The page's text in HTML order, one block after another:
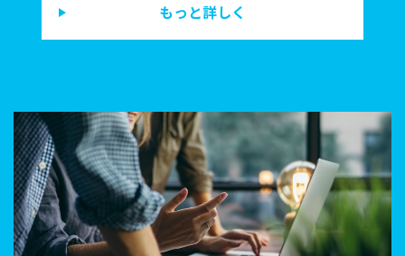
もっと詳しく